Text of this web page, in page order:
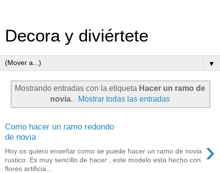
Decora y diviértete
▼
Mostrando entradas con la etiqueta Hacer un ramo de
novia. Mostrar todas las entradas
Como hacer un ramo redondo
de novia
›
Hoy os quiero enseñar como se puede hacer un ramo de novia
rustico. Es muy sencillo de hacer , este modelo esta hecho con
flores artificia...